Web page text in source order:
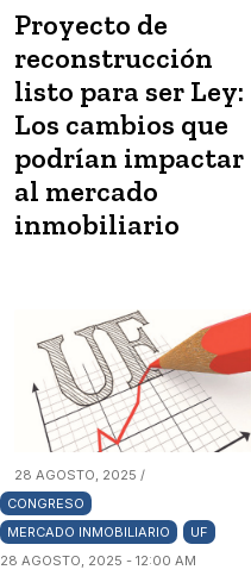
Proyecto de
reconstrucción
listo para ser Ley:
Los cambios que
podrían impactar
al mercado
inmobiliario
28 AGOSTO, 2025 /
CONGRESO
MERCADO INMOBILIARIO
UF
28 AGOSTO, 2025 - 12:00 AM